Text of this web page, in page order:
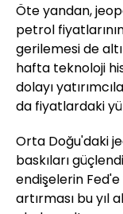
Öte yandan,
petrol
gerilemesi de
hafta teknoloji
dolayı
da fiyatlardaki
Orta Doğu'daki
baskıları
endişelerin
artırması bu yıl